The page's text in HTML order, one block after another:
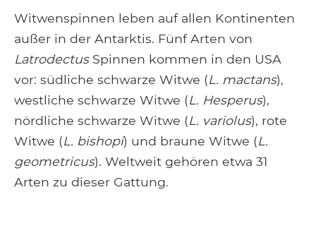
Witwenspinnen leben auf allen Kontinenten
außer in der Antarktis. Fünf Arten von
LatrodectusSpinnen kommen in den USA
vor: südliche schwarze Witwe (L. mactans),
westliche schwarze Witwe (L. Hesperus),
nördliche schwarze Witwe (L. variolus), rote
Witwe (L. bishopi) und braune Witwe (L.
geometricus). Weltweit gehören etwa 31
Arten zu dieser Gattung.